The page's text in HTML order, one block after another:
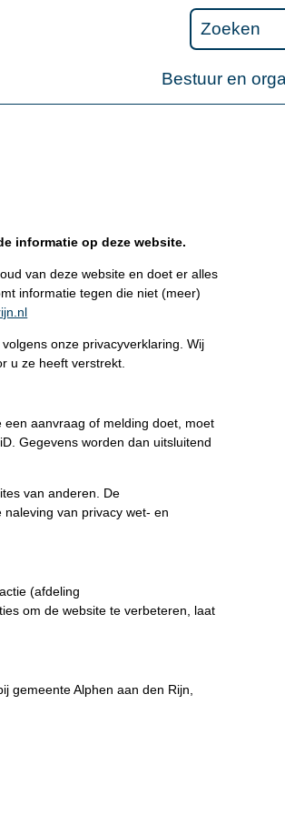
Bestuur en
informatie op deze website.
van deze website en doet er alles
informatie tegen die niet (meer)
onze privacyverklaring. Wij
u ze heeft verstrekt.
aanvraag of melding doet, moet
Gegevens worden dan uitsluitend
van anderen. De
van privacy wet- en
(afdeling
om de website te verbeteren, laat
gemeente Alphen aan den Rijn,